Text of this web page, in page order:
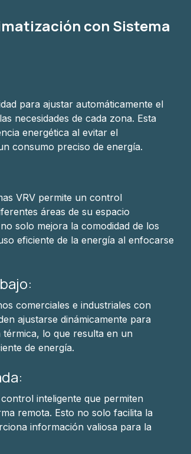
con Sistema
para ajustar automáticamente el
necesidades de cada zona. Esta
energética al evitar el
consumo preciso de energía.
VRV permite un control
áreas de su espacio
solo mejora la comodidad de los
eficiente de la energía al enfocarse
comerciales e industriales con
ajustarse dinámicamente para
lo que resulta en un
de energía.
inteligente que permiten
remota. Esto no solo facilita la
información valiosa para la